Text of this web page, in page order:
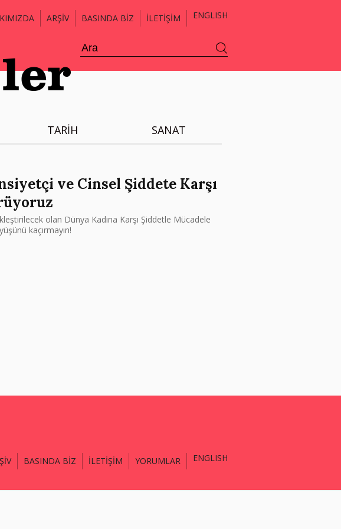
ARŞİV BASINDA BİZ İLETİŞİM ENGLISH
TARİH SANAT
ve Cinsel Şiddete Karşı
olan Dünya Kadına Karşı Şiddetle Mücadele
kaçırmayın!
BASINDA BİZ İLETİŞİM YORUMLAR ENGLISH